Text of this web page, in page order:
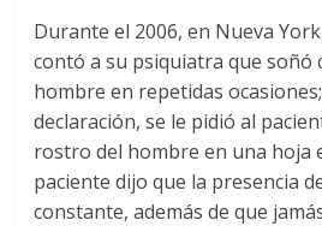
Durante el 2006, en Nueva
contó a su psiquiatra que soñó
hombre en repetidas
declaración, se le pidió al
rostro del hombre en una hoja
paciente dijo que la presencia
constante, además de que